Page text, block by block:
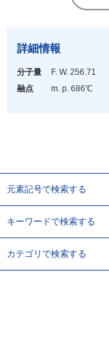
化合物
形状詳細
アウトレット
詳細情報
分子量
F. W. 256.71
融点
m. p. 686℃
元素記号で検索する
キーワードで検索する
カテゴリで検索する